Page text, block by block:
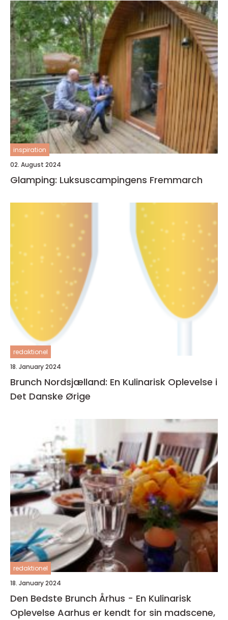
inspiration
02. August 2024
Glamping: Luksuscampingens Fremmarch
redaktionel
18. January 2024
Brunch Nordsjælland: En Kulinarisk Oplevelse i
Det Danske Ørige
redaktionel
18. January 2024
Den Bedste Brunch Århus - En Kulinarisk
Oplevelse Aarhus er kendt for sin madscene,